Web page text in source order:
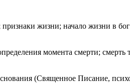
жизни; начало жизни в
момента смерти; смерть
(Священное Писание,